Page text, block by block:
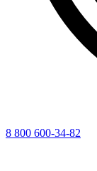
8 800 600-34-82